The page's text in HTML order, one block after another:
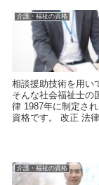
介護・福祉の資格
相談援助技術を用い
そんな社会福祉士の
律 1987年に制定さ
資格です。 改正 法
介護・福祉の資格